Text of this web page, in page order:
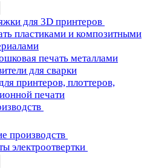
для 3D принтеров
пластиками и композитными
печать металлами
для сварки
принтеров, плоттеров,
печати
производств
электроотвертки